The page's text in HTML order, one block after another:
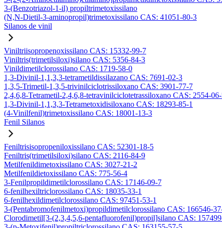
3-(Benzotriazol-1-il) propiltrimetoxissilano
(N,N-Dietil-3-aminopropil)trimetoxissilano CAS: 41051-80-3
Silanos de vinil
Viniltriisopropenoxissilano CAS: 15332-99-7
Viniltris(trimetilsiloxi)silano CAS: 5356-84-3
Vinildimetilclorossilano CAS: 1719-58-0
1,3-Divinil-1,1,3,3-tetrametildissilazano CAS: 7691-02-3
1,3,5-Trimetil-1,3,5-trivinilciclotrissiloxano CAS: 3901-77-7
2,4,6,8-Tetrametil-2,4,6,8-tetravinilciclotetrassiloxano CAS: 2554-
1,3-Divinil-1,1,3,3-Tetrametoxidisiloxano CAS: 18293-85-1
(4-Vinilfenil)trimetoxissilano CAS: 18001-13-3
Fenil Silanos
Feniltrisisopropeniloxissilano CAS: 52301-18-5
Feniltris(trimetilsiloxi)silano CAS: 2116-84-9
Metilfenildimetoxissilano CAS: 3027-21-2
Metilfenildietoxissilano CAS: 775-56-4
3-Fenilpropildimetilclorossilano CAS: 17146-09-7
6-fenilhexiltriclorossilano CAS: 18035-33-1
6-fenilhexildimetilclorossilano CAS: 97451-53-1
3-(Pentabromofenilmetoxi)propildimetilclorossilano CAS: 166546-
Clorodimetil[3-(2,3,4,5,6-pentafluorofenil)propil]silano CAS: